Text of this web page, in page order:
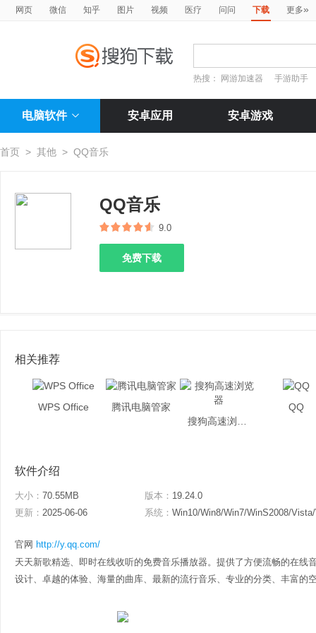
网页 微信 知乎 图片 视频 医疗 问问 下载 更多»
热搜： 网游加速器 手游助手
电脑软件 安卓应用 安卓游戏
首页 > 其他 > QQ音乐
QQ音乐
9.0
免费下载
相关推荐
WPS Office
腾讯电脑管家
QQ
软件介绍
大小： 70.55MB 版本： 19.24.0
更新： 2025-06-06 系统： Win10/Win8/Win7/WinS2008/
官网 http://y.qq.com/
天天新歌精选、即时在线收听的免费音乐播放器。提供了方便流畅的在线
设计、卓越的体验、海量的曲库、最新的流行音乐、专业的分类、丰富的